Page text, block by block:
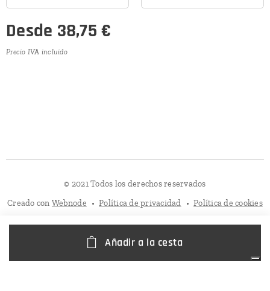
Desde 38,75 €
Precio IVA incluido
Añadir a la cesta
© 2021 Todos los derechos reservados
Creado con Webnode Política de privacidad Política de cookies